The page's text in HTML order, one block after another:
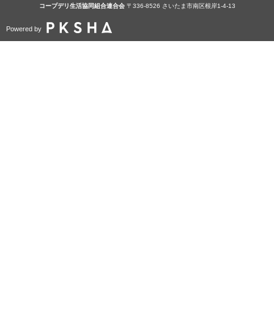
コープデリ⽣活協同組合連合会〒336-8526 さいたま市南区根岸1-4-13
Powered by